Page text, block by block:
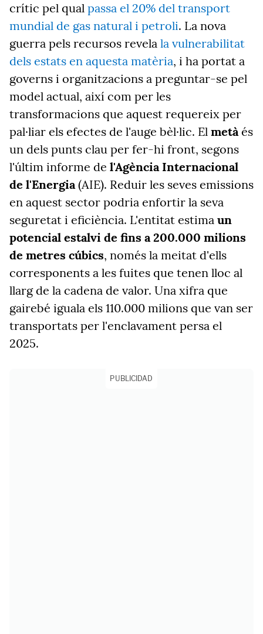
crític pel qual passa el 20% del transport
mundial de gas natural i petroli. La nova
guerra pels recursos revela la vulnerabilitat
dels estats en aquesta matèria, i ha portat a
governs i organitzacions a preguntar-se pel
model actual, així com per les
transformacions que aquest requereix per
pal·liar els efectes de l'auge bèl·lic. El metàés
un dels punts clau per fer-hi front, segons
l'últim informe de l'Agència Internacional
de l'Energia(AIE). Reduir les seves emissions
en aquest sector podria enfortir la seva
seguretat i eficiència. L'entitat estima un
potencial estalvi de fins a 200.000 milions
de metres cúbics, només la meitat d'ells
corresponents a les fuites que tenen lloc al
llarg de la cadena de valor. Una xifra que
gairebé iguala els 110.000 milions que van ser
transportats per l'enclavament persa el
2025.
PUBLICIDAD